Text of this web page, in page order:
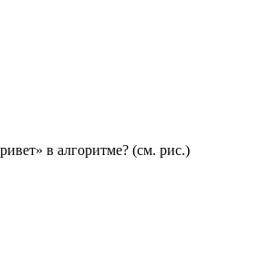
в алгоритме? (см. рис.)